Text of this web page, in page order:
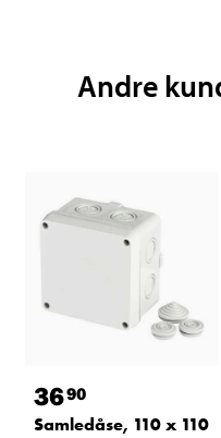
Andre
3690
Samledåse, 110 x 110